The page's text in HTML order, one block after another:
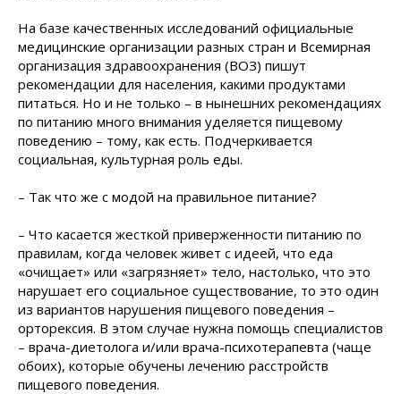
На базе качественных исследований официальные
медицинские организации разных стран и Всемирная
организация здравоохранения (ВОЗ) пишут
рекомендации для населения, какими продуктами
питаться. Но и не только – в нынешних рекомендациях
по питанию много внимания уделяется пищевому
поведению – тому, как есть. Подчеркивается
социальная, культурная роль еды.
– Так что же с модой на правильное питание?
– Что касается жесткой приверженности питанию по
правилам, когда человек живет с идеей, что еда
«очищает» или «загрязняет» тело, настолько, что это
нарушает его социальное существование, то это один
из вариантов нарушения пищевого поведения –
орторексия. В этом случае нужна помощь специалистов
– врача-диетолога и/или врача-психотерапевта (чаще
обоих), которые обучены лечению расстройств
пищевого поведения.